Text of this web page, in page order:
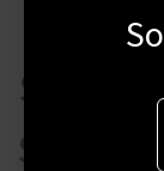
$
$